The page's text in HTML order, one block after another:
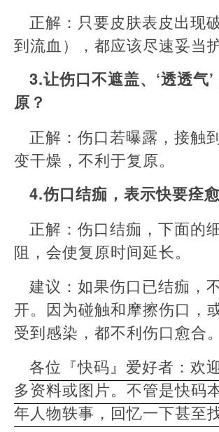
正解：只要皮肤表皮出现
到流血），都应该尽速妥当护
3.让伤口不遮盖、‘透透气
原？
正解：伤口若曝露，接触
变干燥，不利于复原。
4.伤口结痂，表示快要痊
正解：伤口结痂，下面的
阻，会使复原时间延长。
建议：如果伤口已结痂，
开。因为碰触和摩擦伤口，
受到感染，都不利伤口愈合。
各位『快码』爱好者：欢
多资料或图片。不管是快码
年人物轶事，回忆一下甚至